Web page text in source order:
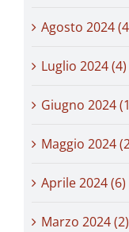
Agosto 2024
Luglio 2024 (4)
Giugno 2024
Maggio 2024
Aprile 2024 (6)
Marzo 2024 (2)